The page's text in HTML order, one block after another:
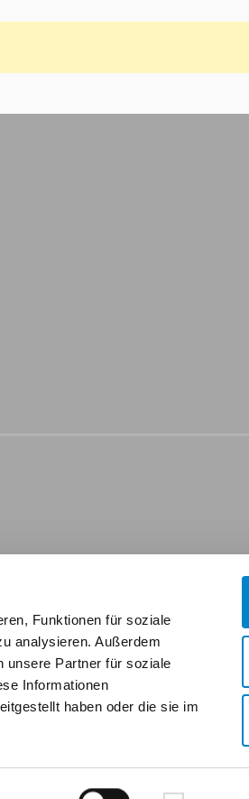
Funktionen für soziale
analysieren. Außerdem
unsere Partner für soziale
Informationen
haben oder die sie im